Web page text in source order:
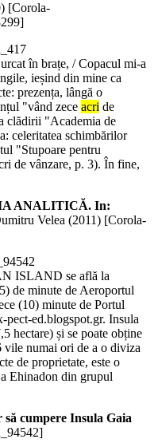
) [Corola-
în brațe, / Copacul mi-a
ieșind din mine ca
prezența, lângă o
"vând zece acri de
clădirii "Academia de
celeritatea schimbărilor
"Stupoare pentru
de vânzare, p. 3). În fine,
ANALITICĂ. In:
Velea (2011) [Corola-
ISLAND se află la
de minute de Aeroportul
(10) minute de Portul
pect-ed.blogspot.gr. Insula
hectare) și se poate obține
vile numai ori de a o diviza
de proprietate, este o
Ehinadon din grupul
cumpere Insula Gaia